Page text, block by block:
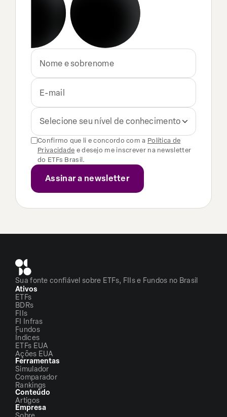
Selecione seu nível de conhecimento
Confirmo que li e concordo com a Política de
Privacidade e desejo me inscrever na newsletter
do ETFs Brasil.
Sua fonte confiável sobre ETFs, FIIs e Fundos no Brasil
Ativos
ETFs
BDRs
FIIs
FI Infras
Fundos
Índices
ETFs EUA
Ações EUA
Ferramentas
Simulador
Comparador
Rankings
Conteúdo
Artigos
Empresa